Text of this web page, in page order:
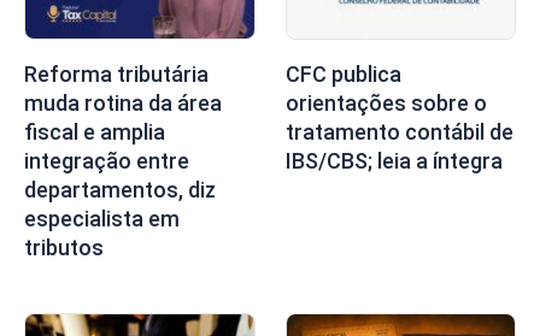
Reforma tributária
muda rotina da área
fiscal e amplia
integração entre
departamentos, diz
especialista em
tributos
CFC publica
orientações sobre o
tratamento contábil de
IBS/CBS; leia a íntegra